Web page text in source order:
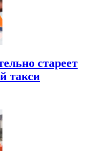
стареет
такси